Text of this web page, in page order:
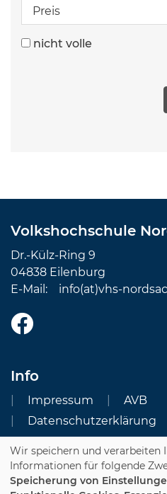
Preis
nicht volle
Volkshochschule
Dr.-Külz-Ring 9
04838 Eilenburg
E-Mail: info(at)vhs-
Info
Impressum
AVB
Datenschutzerklärung
Cookie Einstellungen
Dozenten-Login
Wir speichern und verarbeiten
Informationen für folgende
Speicherung von